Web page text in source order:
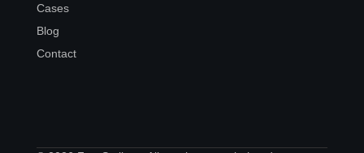
Cases
Blog
Contact